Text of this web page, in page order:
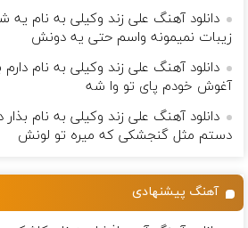
دانلود آهنگ علی زند وکیلی به نام یه
زيبات نمیمونه واسم حتی یه دونش
دانلود آهنگ علی زند وکیلی به نام دارم
آغوش خودم پای تو وا شه
دانلود آهنگ علی زند وکیلی به نام
دستم مثل گنجشكی كه میره تو لونش
آهنگ پیشنهادی